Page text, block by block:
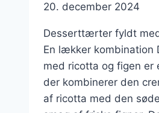
20. december 2024
Desserttærter fyldt
En lækker
med ricotta og figen er
der kombinerer den
af ricotta med den